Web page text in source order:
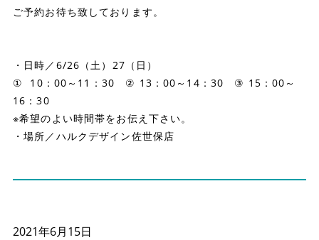
ご予約お待ち致しております。
・日時／6/26（土）27（日）
① 10：00～11：30 ② 13：00～14：30 ③ 15：00～
16：30
※希望のよい時間帯をお伝え下さい。
・場所／ハルクデザイン佐世保店
2021年6月15日